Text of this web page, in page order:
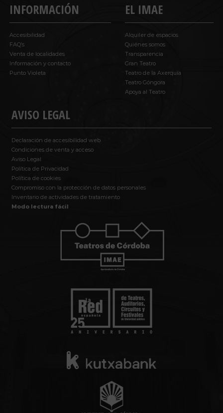
INFORMACIÓN
Accesibilidad
FAQ’s
Venta de localidades
Información y contacto
Punto Violeta
AVISO LEGAL
Declaración de accesibilidad web
Condiciones de venta y acceso
Aviso Legal
Política de Privacidad
Política de cookies
Compromiso con la protección de datos personales
Inventario de actividades de tratamiento
Modo lectura fácil
EL IMAE
Alquiler de espacios
Quiénes somos
Transparencia
Gran Teatro
Teatro de la Axerquía
Teatro Góngora
Apoya al Teatro